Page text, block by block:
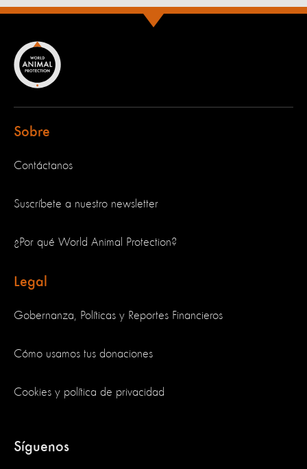
Sobre
Contáctanos
Suscríbete a nuestro newsletter
¿Por qué World Animal Protection?
Legal
Gobernanza, Políticas y Reportes Financieros
Cómo usamos tus donaciones
Cookies y política de privacidad
Síguenos